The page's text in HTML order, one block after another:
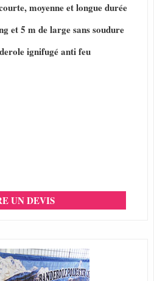
moyenne et longue durée
et 5 m de large sans soudure
ignifugé anti feu
UN DEVIS